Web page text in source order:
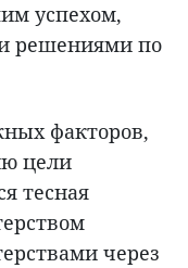
успехом,
решениями по
факторов,
цели
тесная
через